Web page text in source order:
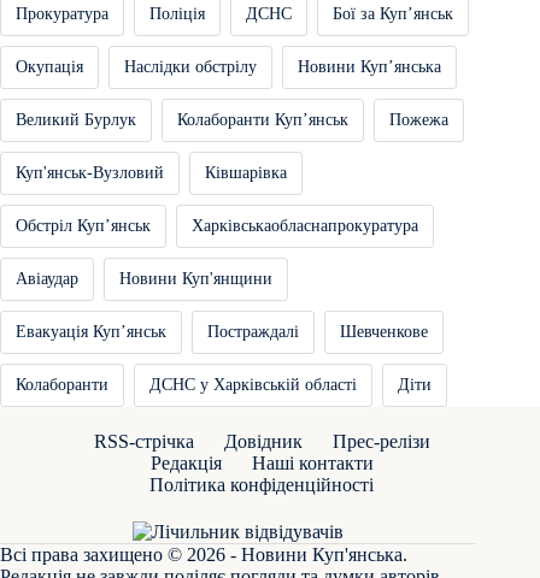
Прокуратура Поліція ДСНС Бої за Купʼянськ
Окупація Наслідки обстрілу Новини Купʼянська
Великий Бурлук Колаборанти Купʼянськ Пожежа
Куп'янськ-Вузловий Ківшарівка
Обстріл Купʼянськ Харківськаобласнапрокуратура
Авіаудар Новини Куп'янщини
Евакуація Купʼянськ Постраждалі Шевченкове
Колаборанти ДСНС у Харківській області Діти
RSS-стрічка Довідник
Прес-релізи
Редакція
Наші контакти
Політика конфіденційності
Всі права захищено © 2026 - Новини Куп'янська.